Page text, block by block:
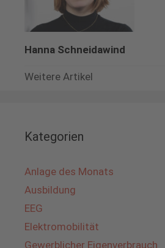
Hanna Schneidawind
Weitere Artikel
Kategorien
Anlage des Monats
Ausbildung
EEG
Elektromobilität
Gewerblicher Eigenverbrauch